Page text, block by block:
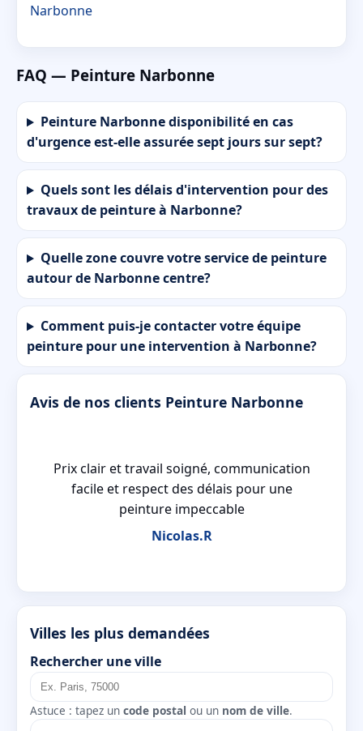
Narbonne
FAQ — Peinture Narbonne
Peinture Narbonne disponibilité en cas
d'urgence est-elle assurée sept jours sur sept?
Quels sont les délais d'intervention pour des
travaux de peinture à Narbonne?
Quelle zone couvre votre service de peinture
autour de Narbonne centre?
Comment puis-je contacter votre équipe
peinture pour une intervention à Narbonne?
Avis de nos clients Peinture Narbonne
Prix clair et travail soigné, communication
facile et respect des délais pour une
peinture impeccable
Nicolas.R
Villes les plus demandées
Rechercher une ville
Astuce : tapez un code postal ou un nom de ville.